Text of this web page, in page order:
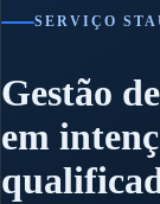
SERVIÇO
Gestão
em